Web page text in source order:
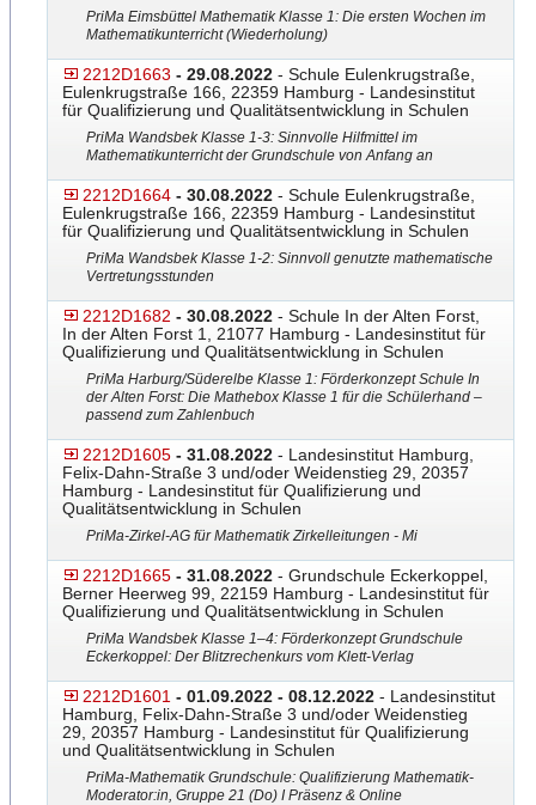
PriMa Eimsbüttel Mathematik Klasse 1: Die ersten Wochen im
Mathematikunterricht (Wiederholung)
2212D1663 - 29.08.2022 - Schule Eulenkrugstraße,
Eulenkrugstraße 166, 22359 Hamburg - Landesinstitut
für Qualifizierung und Qualitätsentwicklung in Schulen
PriMa Wandsbek Klasse 1-3: Sinnvolle Hilfmittel im
Mathematikunterricht der Grundschule von Anfang an
2212D1664 - 30.08.2022 - Schule Eulenkrugstraße,
Eulenkrugstraße 166, 22359 Hamburg - Landesinstitut
für Qualifizierung und Qualitätsentwicklung in Schulen
PriMa Wandsbek Klasse 1-2: Sinnvoll genutzte mathematische
Vertretungsstunden
2212D1682 - 30.08.2022 - Schule In der Alten Forst,
In der Alten Forst 1, 21077 Hamburg - Landesinstitut für
Qualifizierung und Qualitätsentwicklung in Schulen
PriMa Harburg/Süderelbe Klasse 1: Förderkonzept Schule In
der Alten Forst: Die Mathebox Klasse 1 für die Schülerhand –
passend zum Zahlenbuch
2212D1605 - 31.08.2022 - Landesinstitut Hamburg,
Felix-Dahn-Straße 3 und/oder Weidenstieg 29, 20357
Hamburg - Landesinstitut für Qualifizierung und
Qualitätsentwicklung in Schulen
PriMa-Zirkel-AG für Mathematik Zirkelleitungen - Mi
2212D1665 - 31.08.2022 - Grundschule Eckerkoppel,
Berner Heerweg 99, 22159 Hamburg - Landesinstitut für
Qualifizierung und Qualitätsentwicklung in Schulen
PriMa Wandsbek Klasse 1–4: Förderkonzept Grundschule
Eckerkoppel: Der Blitzrechenkurs vom Klett-Verlag
2212D1601 - 01.09.2022 - 08.12.2022 - Landesinstitut
Hamburg, Felix-Dahn-Straße 3 und/oder Weidenstieg
29, 20357 Hamburg - Landesinstitut für Qualifizierung
und Qualitätsentwicklung in Schulen
PriMa-Mathematik Grundschule: Qualifizierung Mathematik-
Moderator:in, Gruppe 21 (Do) I Präsenz & Online